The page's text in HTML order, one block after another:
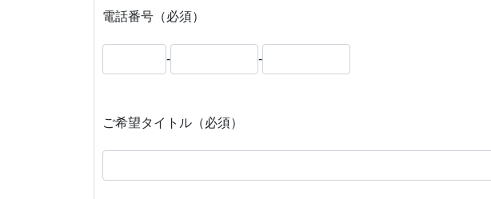
電話番号（必須）
- -
ご希望タイトル（必須）